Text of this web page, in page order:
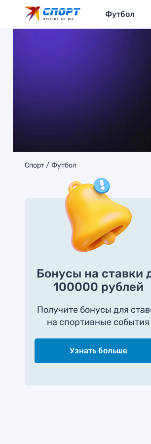
Футбол
Спорт Футбол
Бонусы на ставки
100000 рублей
Получите бонусы для
на спортивные события
Узнать больше